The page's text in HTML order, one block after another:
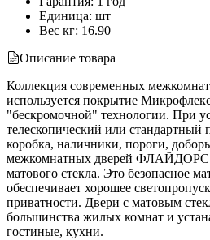
Единица: шт
Вес кг: 16.90
Описание товара
Коллекция современных
используется покрытие
"бескромочной" технологии. При
телескопический или
коробка, наличники, пороги,
межкомнатных дверей ФЛАЙДОРС
матового стекла. Это безопасное
обеспечивает хорошее
приватности. Двери с матовым
большинства жилых комнат и
гостиные, кухни.